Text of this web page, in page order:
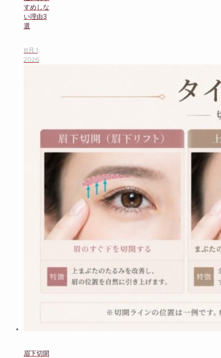
すめしな
い理由3
選
8月 1,
2026
眉下切開